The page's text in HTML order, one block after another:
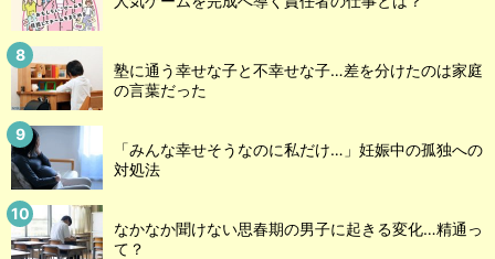
塾に通う幸せな子と不幸せな子…差を分けたのは家庭
の言葉だった
「みんな幸せそうなのに私だけ…」妊娠中の孤独への
対処法
なかなか聞けない思春期の男子に起きる変化…精通っ
て？